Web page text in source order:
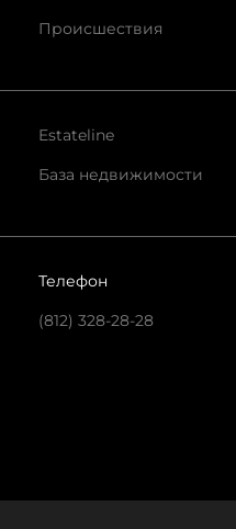
Происшествия
Estateline
База недвижимости
Телефон
(812) 328-28-28